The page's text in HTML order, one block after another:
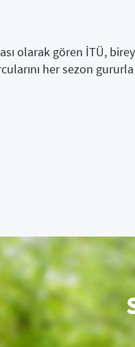
olarak gören İTÜ,
her sezon gururla